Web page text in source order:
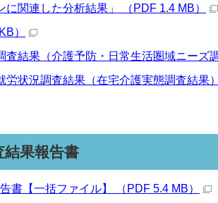
関連した分析結果」 （PDF 1.4 MB）
）
査結果（介護予防・日常生活圏域ニーズ
労状況調査結果（在宅介護実態調査結果
結果報告書
書【一括ファイル】 （PDF 5.4 MB）